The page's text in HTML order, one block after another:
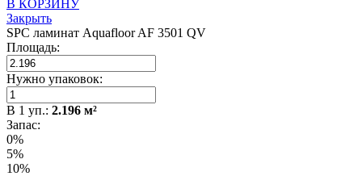
В КОРЗИНУ
Закрыть
SPC ламинат Aquafloor AF 3501 QV
Площадь:
Нужно упаковок:
В 1 уп.: 2.196 м²
Запас:
0%
5%
10%